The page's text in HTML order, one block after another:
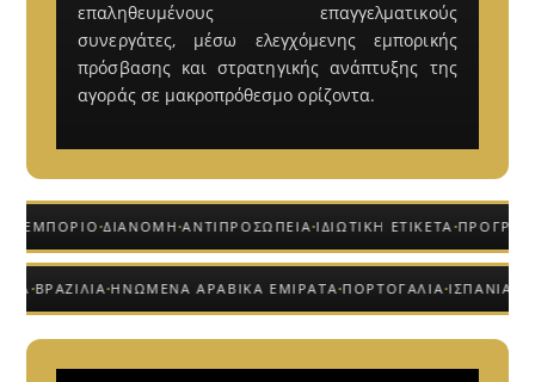
επαληθευμένους επαγγελματικούς
συνεργάτες, μέσω ελεγχόμενης εμπορικής
πρόσβασης και στρατηγικής ανάπτυξης της
αγοράς σε μακροπρόθεσμο ορίζοντα.
ΕΜΠΟΡΙΟ·ΔΙΑΝΟΜΗ ·ΑΝΤΙΠΡΟΣΩΠΕΙΑ·ΙΔΙΩΤΙΚΗ ΕΤΙΚΕΤΑ·
·ΒΡΑΖΙΛΙΑ ·ΗΝΩΜΕΝΑ ΑΡΑΒΙΚΑ ΕΜΙΡΑΤΑ·ΠΟΡΤΟΓΑΛΙΑ·ΙΣΠΑΝΙΑ